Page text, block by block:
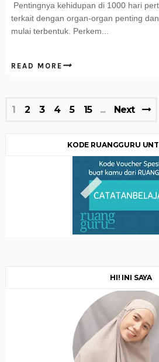
Pentingnya kehidupan di 1000 hari
terkait dengan organ-organ penting
mulai terbentuk. Perkem...
READ MORE
1 2 3 4 5 15 Next
KODE RUANGGURU
HI! INI SAYA